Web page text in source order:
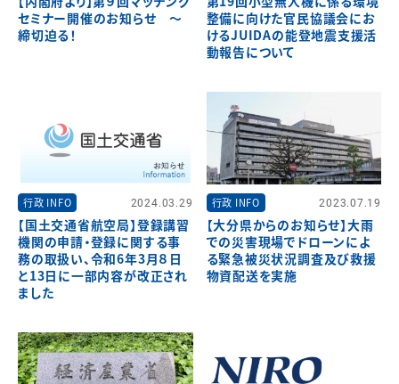
セミナー開催のお知らせ ～
締切迫る！
整備に向けた官民協議会にお
けるJUIDAの能登地震支援活
動報告について
行政 INFO 2024.03.29
【国土交通省航空局】登録講習
機関の申請・登録に関する事
務の取扱い、令和6年3月８日
と13日に一部内容が改正され
ました
行政 INFO 2023.07.19
【大分県からのお知らせ】大雨
での災害現場でドローンによ
る緊急被災状況調査及び救援
物資配送を実施